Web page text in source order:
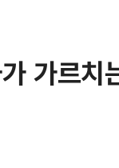
가르치